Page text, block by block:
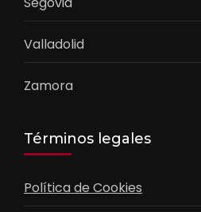
Valladolid
Zamora
Términos legales
Política de Cookies